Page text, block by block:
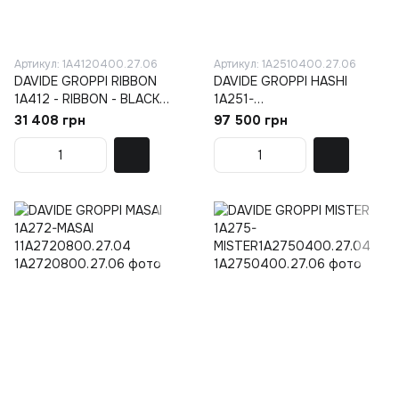
Артикул: 1A4120400.27.06
DAVIDE GROPPI RIBBON
1A412 - RIBBON - BLACK
MARBLE1A4120400.27.04
31 408 грн
Артикул: 1A2510400.27.06
DAVIDE GROPPI HASHI
1A251-
HASHI1A2510400.27.04
97 500 грн